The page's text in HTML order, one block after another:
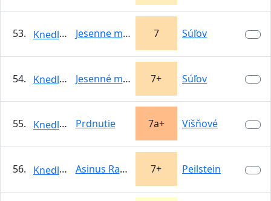
53. KnedloVepro Jesenne matury-prava varianta 7 Súľov
54. KnedloVepro Jesenné matury 7+ Súľov
55. KnedloVepro Prdnutie 7a+ Višňové
56. KnedloVepro Asinus Raphaelae 7+ Peilstein